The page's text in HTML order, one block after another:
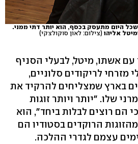
היום מתעסק בכסף, הוא יותר דתי ממני.
אליהו (צילום: לאון סוקולצקי)
עם אשתו, מיטל, לבעלי הסניף
לריקודים סלוניים,
בארץ שמצליחים להרקיד את
שלו. "יותר ויותר זוגות
הם רוצים לבלות ביחד", הוא
אומר. לדבריו, כ-40% מהזוגות הרוקדים בסטודיו הם
עצמם לגדרי ההלכה.